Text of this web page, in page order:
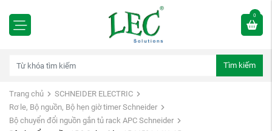
0
Tìm kiếm
Trang chủ
SCHNEIDER ELECTRIC
Rơ le, Bộ nguồn, Bộ hẹn giờ timer Schneider
Bộ chuyển đổi nguồn gắn tủ rack APC Schneider